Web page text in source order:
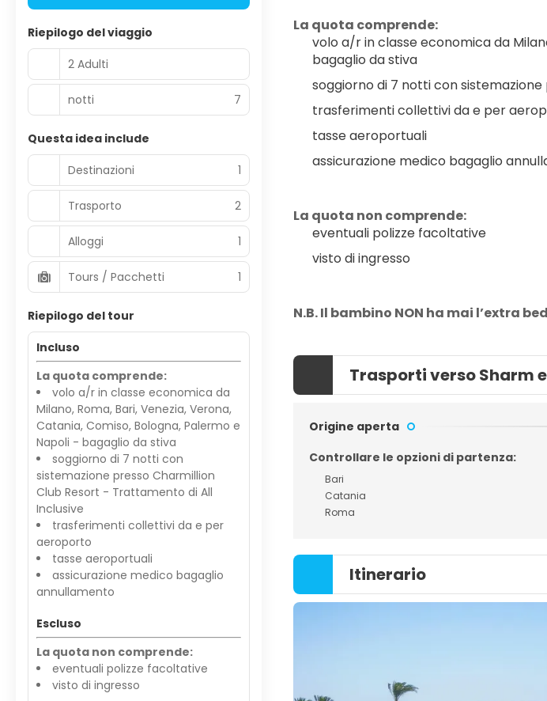
La quota comprende:
volo a/r in classe economica da
bagaglio da stiva
soggiorno di 7 notti con
trasferimenti collettivi da e per
tasse aeroportuali
assicurazione medico bagaglio
La quota non comprende:
eventuali polizze facoltative
visto di ingresso
N.B. Il bambino NON ha mai l’extra
Trasporti verso Sharm
Origine aperta
Controllare le opzioni di partenza:
Bari
Catania
Roma
Itinerario
Riepilogo del viaggio
2 Adulti
notti 7
Questa idea include
Destinazioni
1
Trasporto 2
Alloggi 1
Tours / Pacchetti 1
Riepilogo del tour
Incluso
La quota comprende:
volo a/r in classe economica da
Milano, Roma, Bari, Venezia, Verona,
Catania, Comiso, Bologna, Palermo e
Napoli - bagaglio da stiva
soggiorno di 7 notti con
sistemazione presso Charmillion
Club Resort - Trattamento di All
Inclusive
trasferimenti collettivi da e per
aeroporto
tasse aeroportuali
assicurazione medico bagaglio
annullamento
Escluso
La quota non comprende:
eventuali polizze facoltative
visto di ingresso